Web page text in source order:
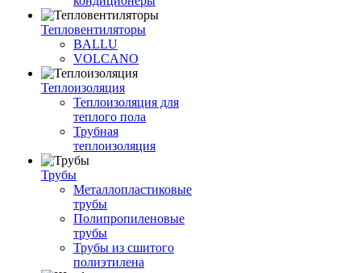
Тепловентиляторы
BALLU
VOLCANO
Теплоизоляция
Теплоизоляция для
теплого пола
Трубная
теплоизоляция
Трубы
Металлопластиковые
трубы
Полипропиленовые
трубы
Трубы из сшитого
полиэтилена